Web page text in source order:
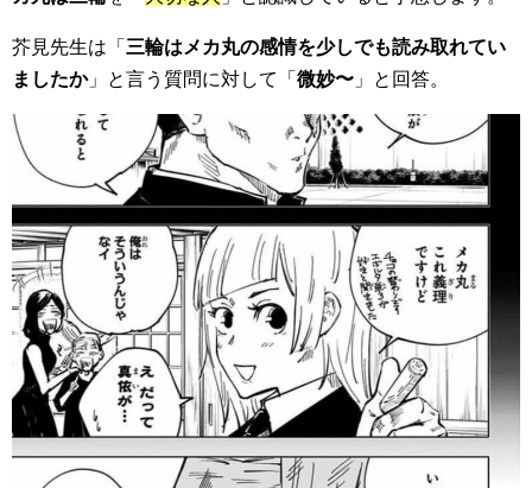
芥見先生は「 三輪はメカ丸の感情を少しでも読み取れてい
ましたか」と言う質問に対して「 微妙〜 」と回答。